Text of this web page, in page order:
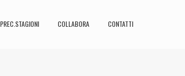
PREC.STAGIONI COLLABORA CONTATTI